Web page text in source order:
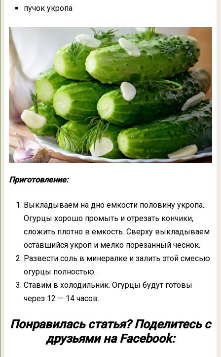
пучок укропа
Приготовление:
Выкладываем на дно емкости половину укропа.
Огурцы хорошо промыть и отрезать кончики,
сложить плотно в емкость. Сверху выкладываем
оставшийся укроп и мелко порезанный чеснок.
Развести соль в минералке и залить этой смесью
огурцы полностью.
Ставим в холодильник. Огурцы будут готовы
через 12 — 14 часов.
Понравилась статья? Поделитесь с
друзьями на Facebook: